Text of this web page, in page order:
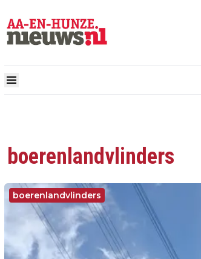
boerenlandvlinders
boerenlandvlinders